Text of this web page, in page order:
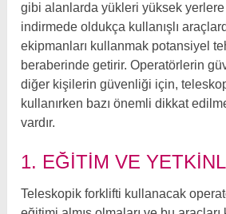
gibi alanlarda yükleri yüksek yerlere
indirmede oldukça kullanışlı
ekipmanları kullanmak potansiyel
beraberinde getirir. Operatörlerin
diğer kişilerin güvenliği için,
kullanırken bazı önemli dikkat
vardır.
1. EĞITIM VE
Teleskopik forklifti kullanacak